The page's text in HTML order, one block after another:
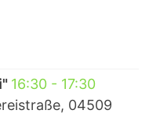
16:30- 17:30
04509